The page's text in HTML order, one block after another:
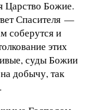
Царство Божие.
Спасителя —
соберутся и
этих
суды Божии
добычу, так